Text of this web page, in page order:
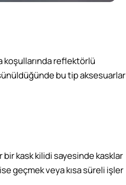
koşullarında reflektörlü
bu tip aksesuarlar
bir kask kilidi sayesinde kasklar
geçmek veya kısa süreli işler